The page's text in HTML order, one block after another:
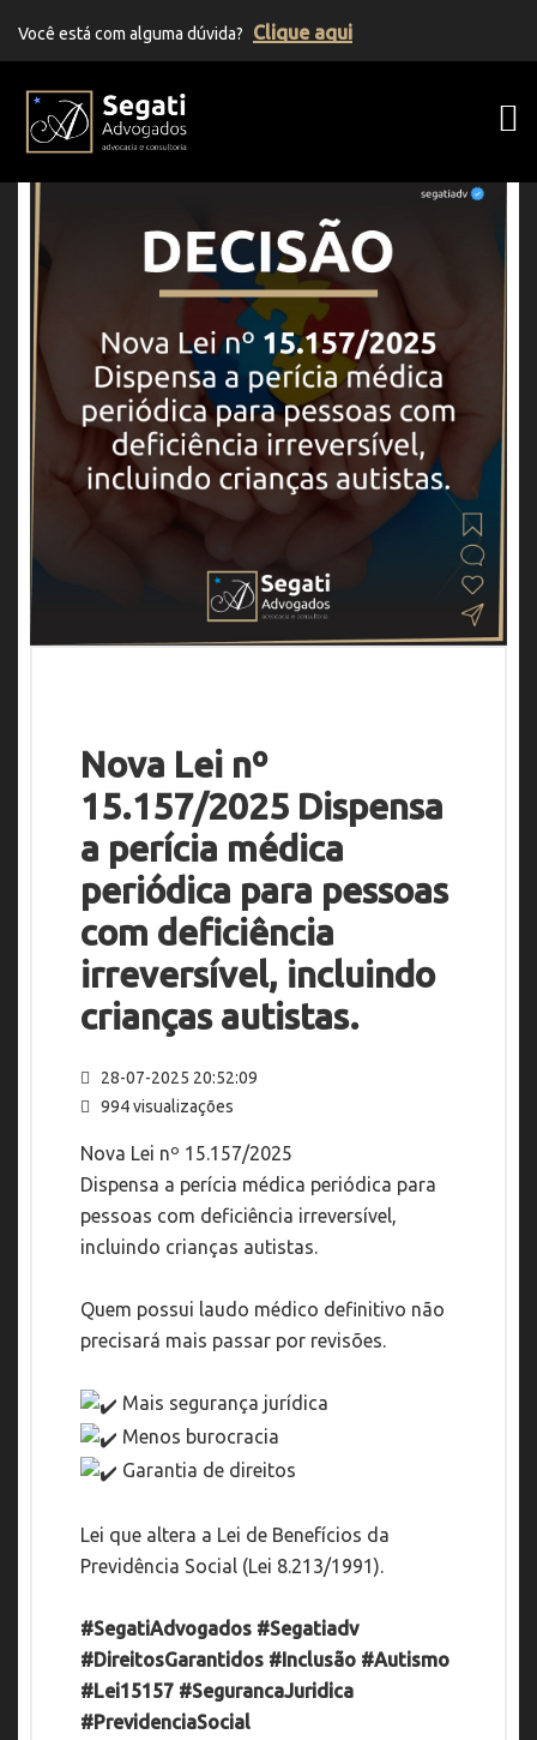
Você está com alguma dúvida? Clique aqui
Nova Lei nº
15.157/2025 Dispensa
a perícia médica
periódica para pessoas
com deficiência
irreversível, incluindo
crianças autistas.
28-07-2025 20:52:09
994 visualizações
Nova Lei nº 15.157/2025
Dispensa a perícia médica periódica para
pessoas com deficiência irreversível,
incluindo crianças autistas.
Quem possui laudo médico definitivo não
precisará mais passar por revisões.
Mais segurança jurídica
Menos burocracia
Garantia de direitos
Lei que altera a Lei de Benefícios da
Previdência Social (Lei 8.213/1991).
#SegatiAdvogados #Segatiadv
#DireitosGarantidos #Inclusão #Autismo
#Lei15157 #SegurancaJuridica
#PrevidenciaSocial